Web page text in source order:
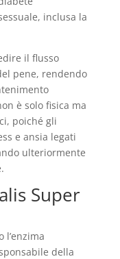
inclusa la
il flusso
pene, rendendo
è solo fisica ma
poiché gli
e ansia legati
ulteriormente
Super
l’enzima
della